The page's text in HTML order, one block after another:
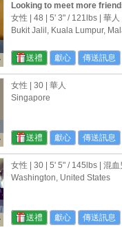
Looking to meet more
女性 | 48 | 5' 3" / 121lbs | 華人
Bukit Jalil, Kuala Lumpur,
送禮 獻心 傳送訊息
女性 | 30 | 華人
Singapore
送禮 獻心 傳送訊息
女性 | 30 | 5' 5" / 145lbs | 混
Washington, United States
送禮 獻心 傳送訊息